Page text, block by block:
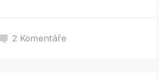
2 Komentáře